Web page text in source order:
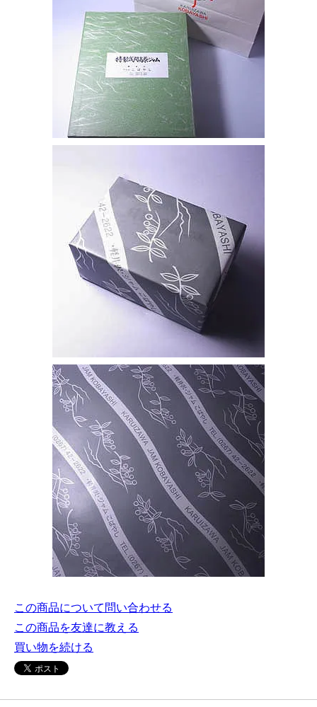
この商品について問い合わせる
この商品を友達に教える
買い物を続ける